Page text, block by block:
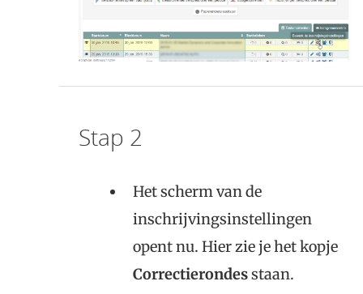
Stap 2
Het scherm van de
inschrijvingsinstellingen
opent nu. Hier zie je het kopje
Correctierondesstaan.